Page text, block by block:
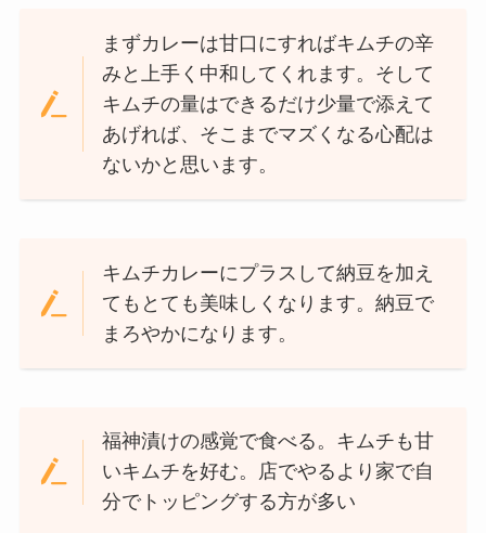
まずカレーは甘口にすればキムチの辛
みと上手く中和してくれます。そして
キムチの量はできるだけ少量で添えて
あげれば、そこまでマズくなる心配は
ないかと思います。
キムチカレーにプラスして納豆を加え
てもとても美味しくなります。納豆で
まろやかになります。
福神漬けの感覚で食べる。キムチも甘
いキムチを好む。店でやるより家で自
分でトッピングする方が多い